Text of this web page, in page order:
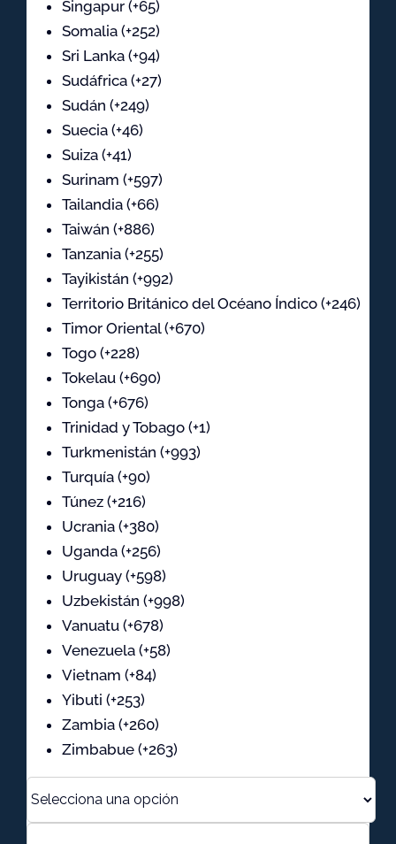
Singapur (+65)
Somalia (+252)
Sri Lanka (+94)
Sudáfrica (+27)
Sudán (+249)
Suecia (+46)
Suiza (+41)
Surinam (+597)
Tailandia (+66)
Taiwán (+886)
Tanzania (+255)
Tayikistán (+992)
Territorio Británico del Océano Índico (+246)
Timor Oriental (+670)
Togo (+228)
Tokelau (+690)
Tonga (+676)
Trinidad y Tobago (+1)
Turkmenistán (+993)
Turquía (+90)
Túnez (+216)
Ucrania (+380)
Uganda (+256)
Uruguay (+598)
Uzbekistán (+998)
Vanuatu (+678)
Venezuela (+58)
Vietnam (+84)
Yibuti (+253)
Zambia (+260)
Zimbabue (+263)